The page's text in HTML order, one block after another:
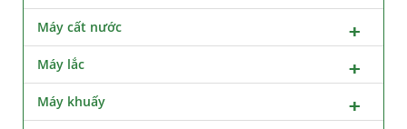
Máy cất nước
Máy lắc
Máy khuấy